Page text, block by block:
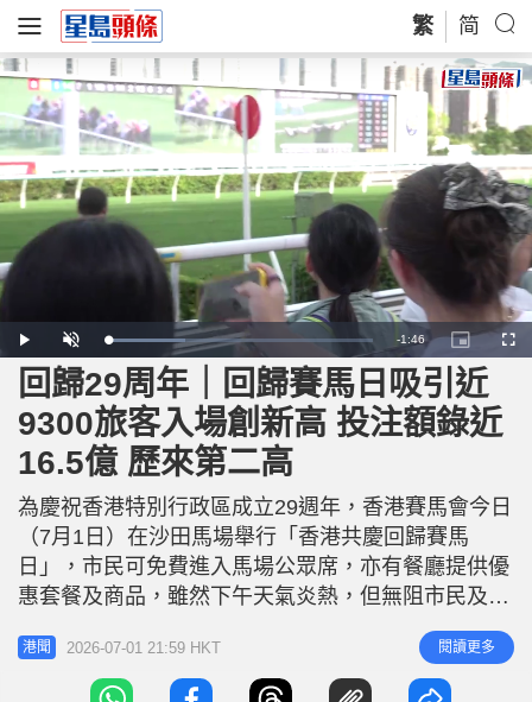
繁 简
P
l
a
U
n
m
u
L
o
a
d
e
d
:
2
9
.
3
4
R
e
m
n
n
-1:46
P
i
c
t
u
e
-
c
t
r
e
F
u
回歸29周年｜回歸賽馬日吸引近
9300旅客入場創新高 投注額錄近
16.5億 歷來第二高
為慶祝香港特別行政區成立29週年，香港賽馬會今日
（7月1日）在沙田馬場舉行「香港共慶回歸賽馬
日」，市民可免費進入馬場公眾席，亦有餐廳提供優
惠套餐及商品，雖然下午天氣炎熱，但無阻市民及遊
客親身到場，感受一下熱鬧氣氛。今日賽事共吸引逾
27,000人入場，當中旅客人數近9,300人，較去年同
日增加逾36%，更創下歷來回歸賽馬日新高。投注額
港聞 2026-07-01 21:59 HKT 閱讀更多